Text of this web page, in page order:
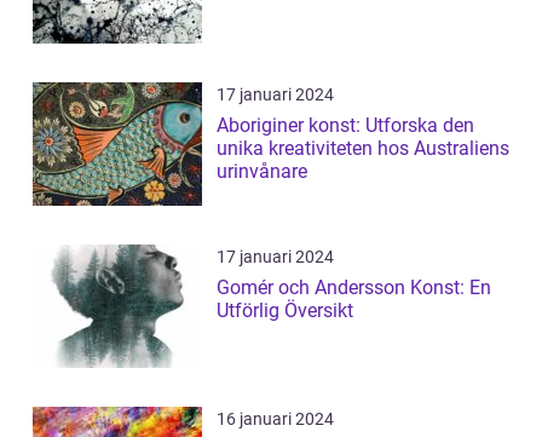
17 januari 2024
Aboriginer konst: Utforska den
unika kreativiteten hos Australiens
urinvånare
17 januari 2024
Gomér och Andersson Konst: En
Utförlig Översikt
16 januari 2024